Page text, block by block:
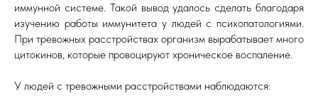
иммунной системе. Такой вывод удалось сделать благодаря
изучению работы иммунитета у людей с психопатологиями.
При тревожных расстройствах организм вырабатывает много
цитокинов, которые провоцируют хроническое воспаление.
У людей с тревожными расстройствами наблюдаются: